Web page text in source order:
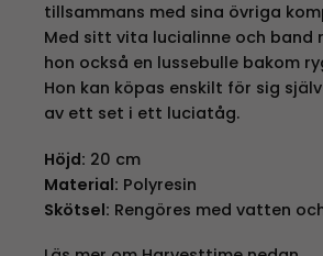
tillsammans med sina övriga
Med sitt vita lucialinne och band
hon också en lussebulle bakom
Hon kan köpas enskilt för sig
av ett set i ett luciatåg.
Höjd: 20 cm
Material: Polyresin
Skötsel: Rengöres med vatten